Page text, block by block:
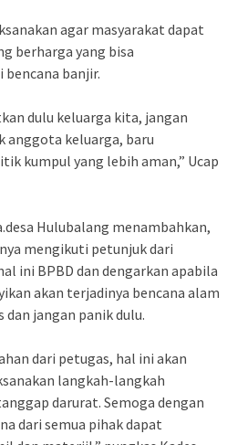
agar masyarakat dapat
berharga yang bisa
banjir.
dulu keluarga kita, jangan
anggota keluarga, baru
kumpul yang lebih aman,” Ucap
Hulubalang menambahkan,
mengikuti petunjuk dari
ini BPBD dan dengarkan apabila
akan terjadinya bencana alam
dan jangan panik dulu.
dari petugas, hal ini akan
langkah-langkah
darurat. Semoga dengan
dari semua pihak dapat